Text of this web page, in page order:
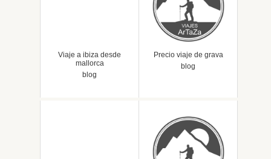
Viaje a ibiza desde
mallorca
blog
Precio viaje de grava
blog